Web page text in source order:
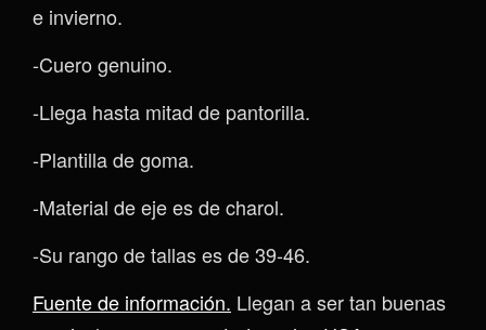
e invierno.
-Cuero genuino.
-Llega hasta mitad de pantorilla.
-Plantilla de goma.
-Material de eje es de charol.
-Su rango de tallas es de 39-46.
Fuente de información. Llegan a ser tan buenas